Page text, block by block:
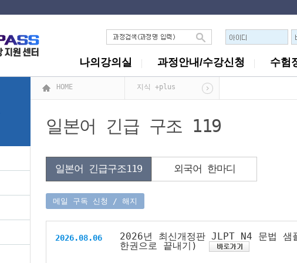
나의강의실 과정안내/수강신청 수험
HOME 지식 +plus
일본어 긴급 구조 119
일본어 긴급구조119 외국어 한마디
메일 구독 신청 / 해지
2026.08.06
2026년 최신개정판 JLPT N4 문법 샘
한권으로 끝내기)